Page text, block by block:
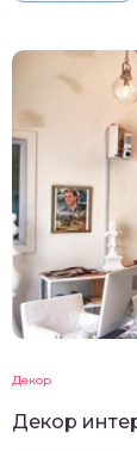
Декор
Декор